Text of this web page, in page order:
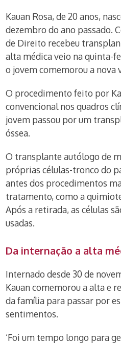
Kauan Rosa, de 20 anos,
dezembro do ano passado.
de Direito recebeu
alta médica veio na quinta-
o jovem comemorou a nova
O procedimento feito por
convencional nos quadros
jovem passou por um
óssea.
O transplante autólogo de
próprias células-tronco do
antes dos procedimentos
tratamento, como a
Após a retirada, as células
usadas.
Da internação a alta
Internado desde 30 de
Kauan comemorou a alta e
da família para passar por
sentimentos.
‘Foi um tempo longo para